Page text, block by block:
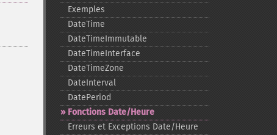
Exemples
DateTime
DateTimeImmutable
DateTimeInterface
DateTimeZone
DateInterval
DatePeriod
Fonctions Date/Heure
Erreurs et Exceptions Date/Heure